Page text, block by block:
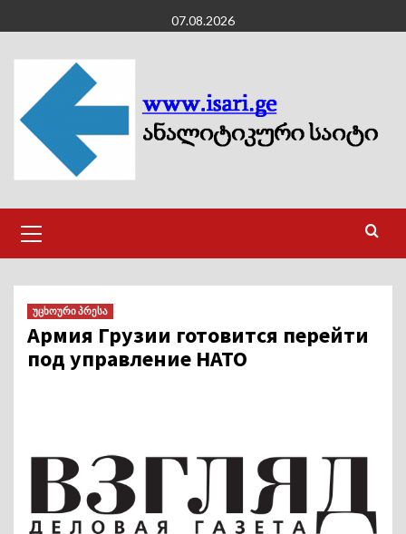
to
content
07.08.2026
Menu
უცხოური პრესა
Армия Грузии готовится перейти
под управление НАТО